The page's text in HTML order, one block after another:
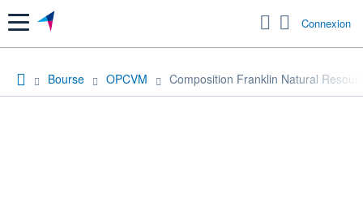
Menu Connexion
Bourse OPCVM Composition Franklin Natural